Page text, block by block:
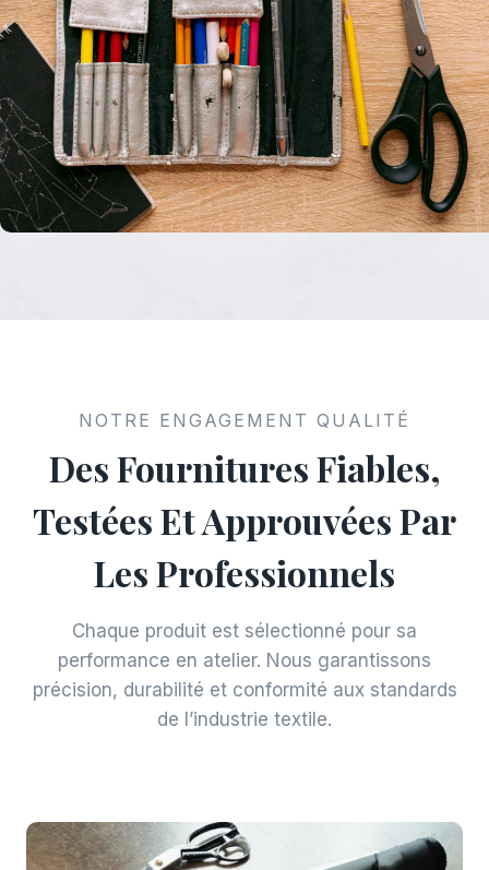
NOTRE ENGAGEMENT QUALITÉ
Des Fournitures Fiables,
Testées Et Approuvées Par
Les Professionnels
Chaque produit est sélectionné pour sa
performance en atelier. Nous garantissons
précision, durabilité et conformité aux standards
de l’industrie textile.